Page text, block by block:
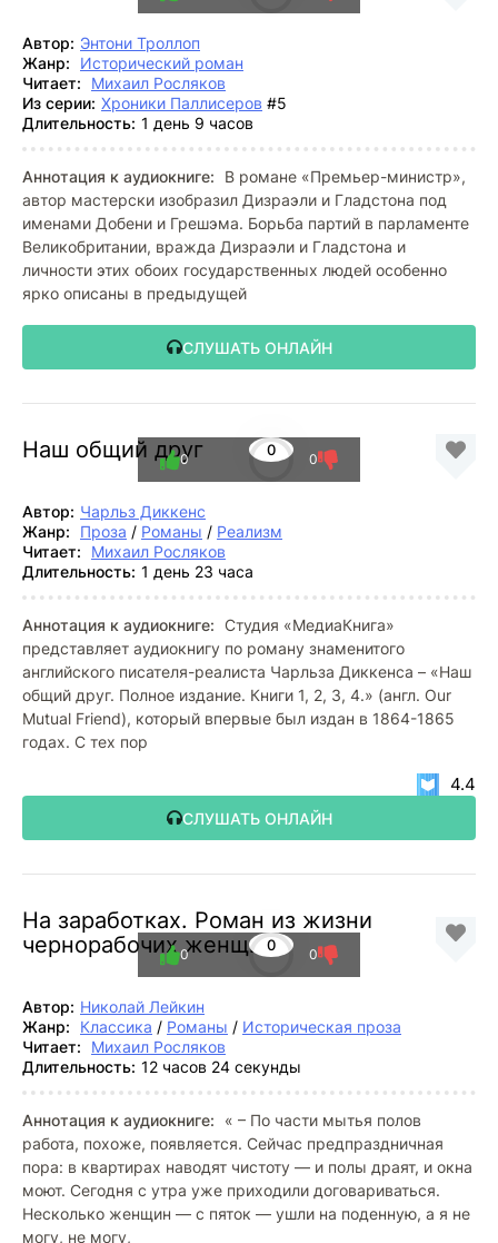
Автор: Энтони Троллоп
Жанр:
Исторический роман
Читает:
Михаил Росляков
Из серии: Хроники Паллисеров #5
Длительность: 1 день 9 часов
Аннотация к аудиокниге:
В романе «Премьер-министр»,
автор мастерски изобразил Дизраэли и Гладстона под
именами Добени и Грешэма. Борьба партий в парламенте
Великобритании, вражда Дизраэли и Гладстона и
личности этих обоих государственных людей особенно
ярко описаны в предыдущей
СЛУШАТЬ ОНЛАЙН
Наш общий друг 0
0 0
Автор: Чарльз Диккенс
Жанр:
Проза / Романы / Реализм
Читает:
Михаил Росляков
Длительность: 1 день 23 часа
Аннотация к аудиокниге: Студия «МедиаКнига»
представляет аудиокнигу по роману знаменитого
английского писателя-реалиста Чарльза Диккенса – «Наш
общий друг. Полное издание. Книги 1, 2, 3, 4.» (англ. Our
Mutual Friend), который впервые был издан в 1864-1865
годах. С тех пор
СЛУШАТЬ ОНЛАЙН
4.4
На заработках. Роман из жизни
чернорабочих женщин
0
0 0
Автор: Николай Лейкин
Жанр:
Классика / Романы / Историческая проза
Читает:
Михаил Росляков
Длительность: 12 часов 24 секунды
Аннотация к аудиокниге:
« – По части мытья полов
работа, похоже, появляется. Сейчас предпраздничная
пора: в квартирах наводят чистоту — и полы драят, и окна
моют. Сегодня с утра уже приходили договариваться.
Несколько женщин — с пяток — ушли на поденную, а я не
могу, не могу,